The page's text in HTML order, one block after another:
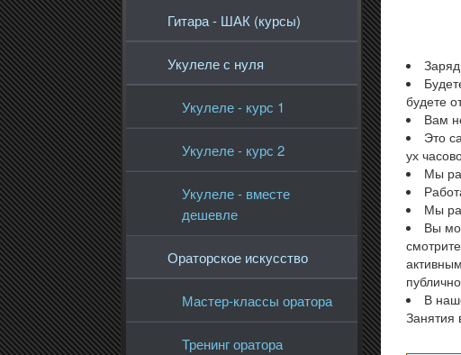
Гитара - ШАК (курсы)
Укулеле с нуля
Укулеле - курс 1
Укулеле - курс 2
Укулеле - вместе
дешевле
Ораторское искусство
Мастер-классы оратора
Тренинг оратора
будете
Вам
Это
ух
Мы
Мы
Вы
В
Занятия